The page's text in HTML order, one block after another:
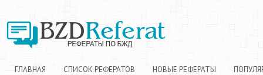
ГЛАВНАЯ СПИСОК РЕФЕРАТОВ НОВЫЕ РЕФЕРАТЫ